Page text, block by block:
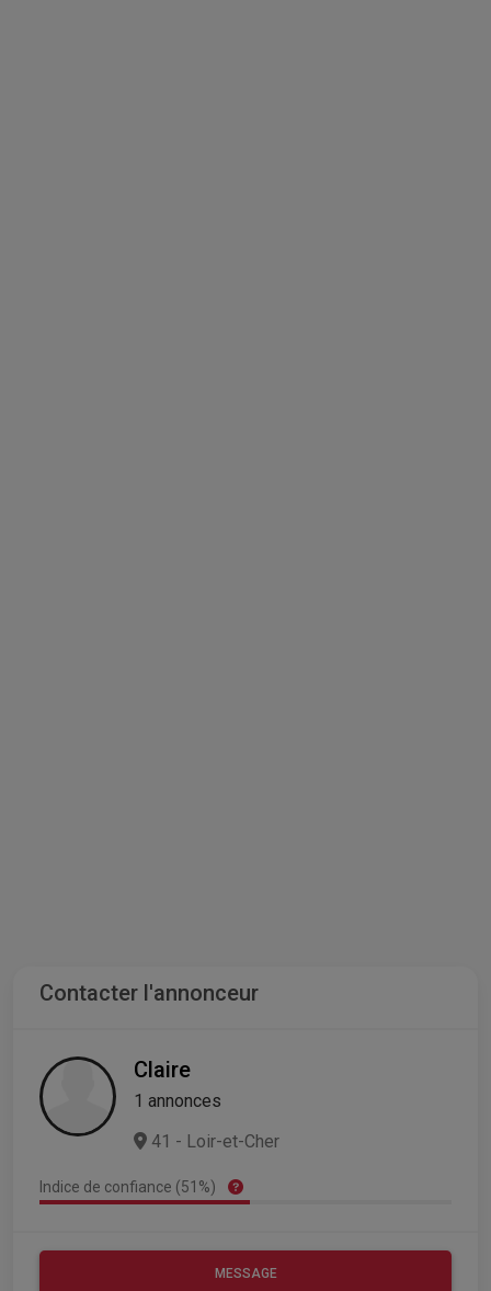
Contacter l'annonceur
Claire
1 annonces
41 - Loir-et-Cher
Indice de confiance (51%)
MESSAGE